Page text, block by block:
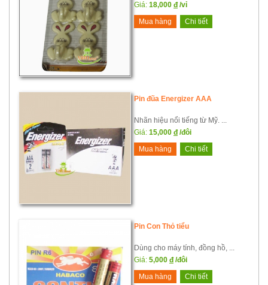
Giá: 18,000 đ /vỉ
Mua hàng
Chi tiết
Pin đũa Energizer AAA
Nhãn hiệu nổi tiếng từ Mỹ. ...
Giá: 15,000 đ /đôi
Mua hàng
Chi tiết
Pin Con Thỏ tiểu
Dùng cho máy tính, đồng hồ, ...
Giá: 5,000 đ /đôi
Mua hàng
Chi tiết